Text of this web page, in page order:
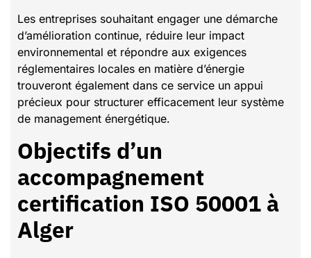
Les entreprises souhaitant engager une démarche
d’amélioration continue, réduire leur impact
environnemental et répondre aux exigences
réglementaires locales en matière d’énergie
trouveront également dans ce service un appui
précieux pour structurer efficacement leur système
de management énergétique.
Objectifs d’un
accompagnement
certification ISO 50001 à
Alger